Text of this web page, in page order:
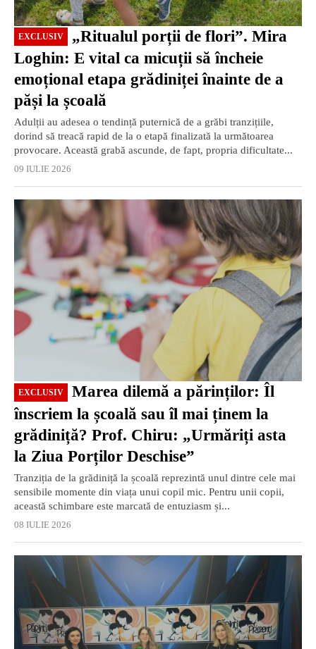
EXCLUSIV
Loghin: E vital ca micuții să încheie
emoțional etapa grădiniței înainte de a
păși la școală
Adulții au adesea o tendință puternică de a grăbi tranzițiile,
dorind să treacă rapid de la o etapă finalizată la următoarea
provocare. Această grabă ascunde, de fapt, propria dificultate...
09 IULIE 2026
EXCLUSIV
EXCLUSIV
înscriem la școală sau îl mai ținem la
grădiniță? Prof. Chiru: „Urmăriți asta
la Ziua Porților Deschise”
Tranziția de la grădiniță la școală reprezintă unul dintre cele mai
sensibile momente din viața unui copil mic. Pentru unii copii,
această schimbare este marcată de entuziasm și...
08 IULIE 2026
EXCLUSIV